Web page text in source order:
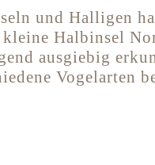
und Halligen
Halbinsel
ausgiebig
Vogelarten